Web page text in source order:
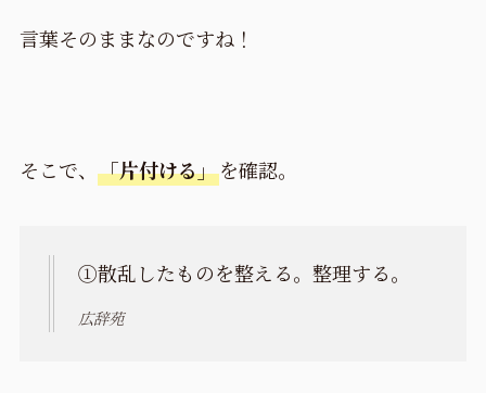
言葉そのままなのですね！
そこで、 「片付ける」を確認。
①散乱したものを整える。整理する。
広辞苑